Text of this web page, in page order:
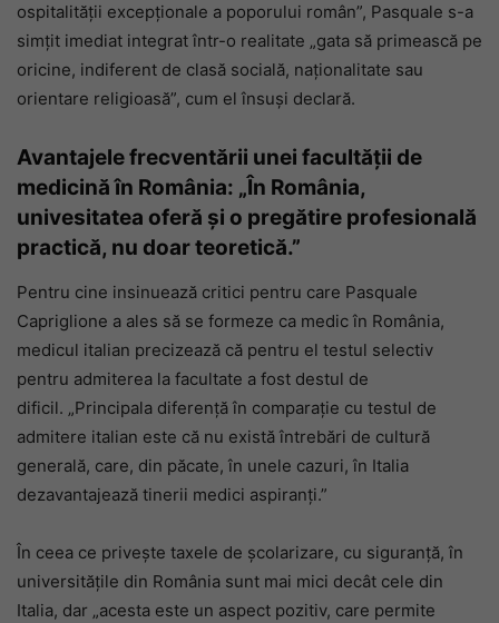
ospitalității excepționale a poporului român”, Pasquale s-a
simțit imediat integrat într-o realitate „gata să primească pe
oricine, indiferent de clasă socială, naționalitate sau
orientare religioasă”, cum el însuși declară.
Avantajele frecventării unei facultății de
medicină în România: „În România,
univesitatea oferă și o pregătire profesională
practică, nu doar teoretică.”
Pentru cine insinuează critici pentru care Pasquale
Capriglione a ales să se formeze ca medic în România,
medicul italian precizează că pentru el testul selectiv
pentru admiterea la facultate a fost destul de
dificil. „Principala diferență în comparație cu testul de
admitere italian este că nu există întrebări de cultură
generală, care, din păcate, în unele cazuri, în Italia
dezavantajează tinerii medici aspiranți.”
În ceea ce privește taxele de școlarizare, cu siguranță, în
universitățile din România sunt mai mici decât cele din
Italia, dar „acesta este un aspect pozitiv, care permite